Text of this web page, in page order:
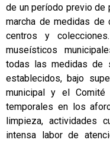
de un período previo de
marcha de medidas de
centros y
museísticos
todas las medidas de
establecidos, bajo
municipal y el Comité
temporales en los
limpieza, actividades
intensa labor de